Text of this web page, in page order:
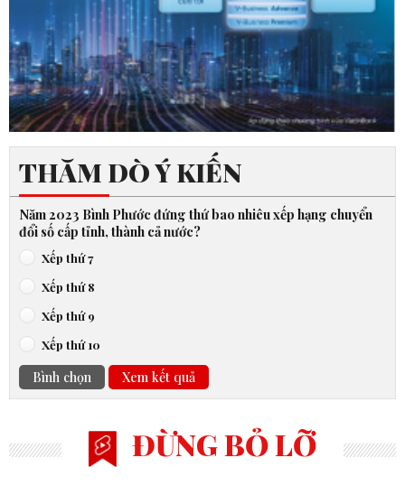
THĂM DÒ Ý KIẾN
Năm 2023 Bình Phước đứng thứ bao nhiêu xếp hạng chuyển
đổi số cấp tỉnh, thành cả nước?
Xếp thứ 7
Xếp thứ 8
Xếp thứ 9
Xếp thứ 10
Bình chọn Xem kết quả
ĐỪNG BỎ LỠ